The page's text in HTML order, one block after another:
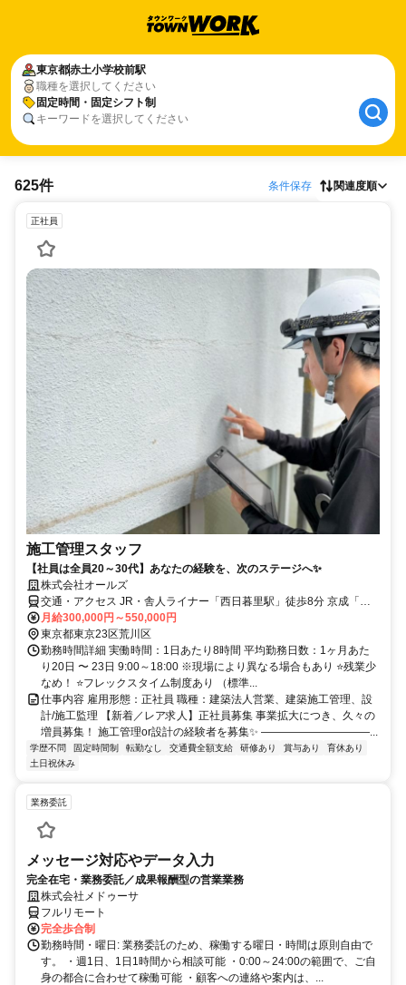
東京都赤土小学校前駅
職種を選択してください
固定時間・固定シフト制
キーワードを選択してください
625件 条件保存 関連度順
正社員
施工管理スタッフ
【社員は全員20～30代】あなたの経験を、次のステージへ✨
株式会社オールズ
交通・アクセス JR・舎人ライナー「西日暮里駅」徒歩8分 京成「新
三河島駅」徒歩7分
月給300,000円～550,000円
東京都東京23区荒川区
勤務時間詳細 実働時間：1日あたり8時間 平均勤務日数：1ヶ月あた
り20日 〜 23日 9:00～18:00 ※現場により異なる場合もあり ⭐️残業少
なめ！ ⭐️フレックスタイム制度あり （標準...
仕事内容 雇用形態：正社員 職種：建築法人営業、建築施工管理、設
計/施工監理 【新着／レア求人】正社員募集 事業拡大につき、久々の
増員募集！ 施工管理or設計の経験者を募集✨ ――――――――――...
学歴不問 固定時間制 転勤なし 交通費全額支給 研修あり 賞与あり
育休あり
土日祝休み
業務委託
メッセージ対応やデータ入力
完全在宅・業務委託／成果報酬型の営業業務
株式会社メドゥーサ
フルリモート
完全歩合制
勤務時間・曜日: 業務委託のため、稼働する曜日・時間は原則自由で
す。 ・週1日、1日1時間から相談可能 ・0:00～24:00の範囲で、ご自
身の都合に合わせて稼働可能 ・顧客への連絡や案内は、...